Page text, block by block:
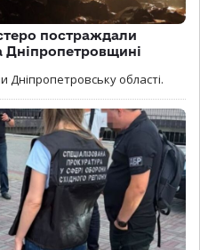
постраждали
Дніпропетровщині
Дніпропетровську області.